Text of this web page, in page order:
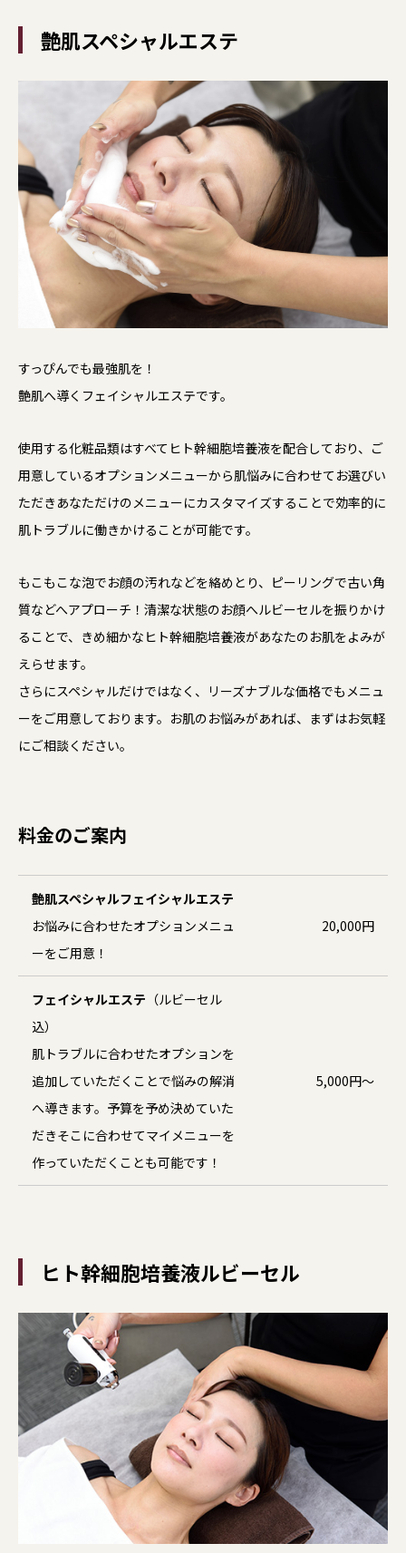
艶肌スペシャルエステ
すっぴんでも最強肌を！
艶肌へ導くフェイシャルエステです。
使用する化粧品類はすべてヒト幹細胞培養液を配合しており、ご
用意しているオプションメニューから肌悩みに合わせてお選びい
ただきあなただけのメニューにカスタマイズすることで効率的に
肌トラブルに働きかけることが可能です。
もこもこな泡でお顔の汚れなどを絡めとり、ピーリングで古い角
質などへアプローチ！清潔な状態のお顔へルビーセルを振りかけ
ることで、きめ細かなヒト幹細胞培養液があなたのお肌をよみが
えらせます。
さらにスペシャルだけではなく、リーズナブルな価格でもメニュ
ーをご用意しております。 お肌のお悩みがあれば、まずはお気軽
にご相談ください。
料金のご案内
艶肌スペシャルフェイシャルエステ
お悩みに合わせたオプションメニュ
ーをご用意！
20,000円
フェイシャルエステ （ルビーセル
込）
肌トラブルに合わせたオプションを
追加していただくことで悩みの解消
へ導きます。予算を予め決めていた
だきそこに合わせてマイメニューを
作っていただくことも可能です！
5,000円～
ヒト幹細胞培養液ルビーセル